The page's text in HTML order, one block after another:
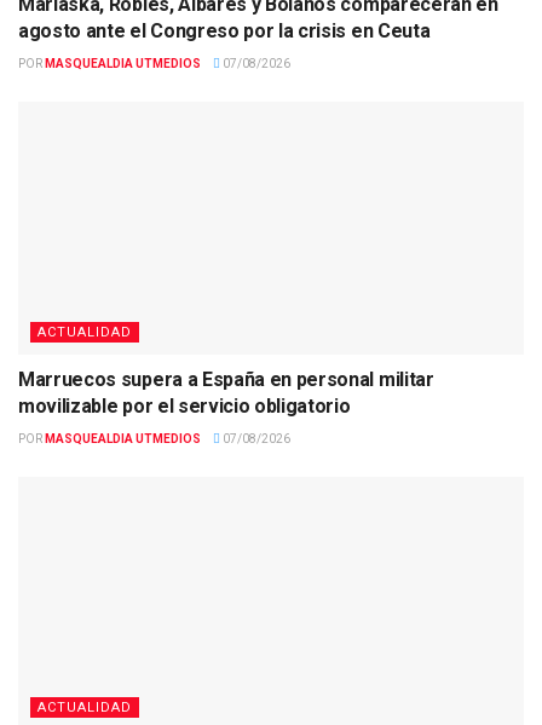
agosto ante el Congreso por la crisis en Ceuta
POR MASQUEALDIA UTMEDIOS 07/08/2026
ACTUALIDAD
Marruecos supera a España en personal militar
movilizable por el servicio obligatorio
POR MASQUEALDIA UTMEDIOS 07/08/2026
ACTUALIDAD